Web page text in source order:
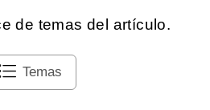
de temas del artículo.
Temas